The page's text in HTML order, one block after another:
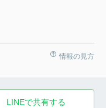
情報の見方
LINEで共有する